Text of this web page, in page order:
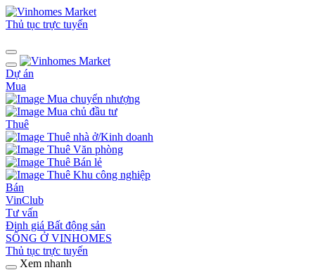
Thủ tục trực tuyến
Dự án
Mua
Mua chuyển nhượng
Mua chủ đầu tư
Thuê
Thuê nhà ở/Kinh doanh
Thuê Văn phòng
Thuê Bán lẻ
Thuê Khu công nghiệp
Bán
VinClub
Tư vấn
Định giá Bất động sản
SỐNG Ở VINHOMES
Thủ tục trực tuyến
Xem nhanh